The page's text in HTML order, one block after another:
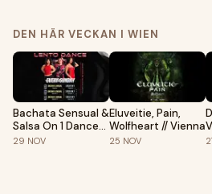
DEN HÄR VECKAN I WIEN
Bachata Sensual &
Salsa On 1 Dance
Classes | Every
29 NOV
Eluveitie, Pain,
Wolfheart // Vienna
25 NOV